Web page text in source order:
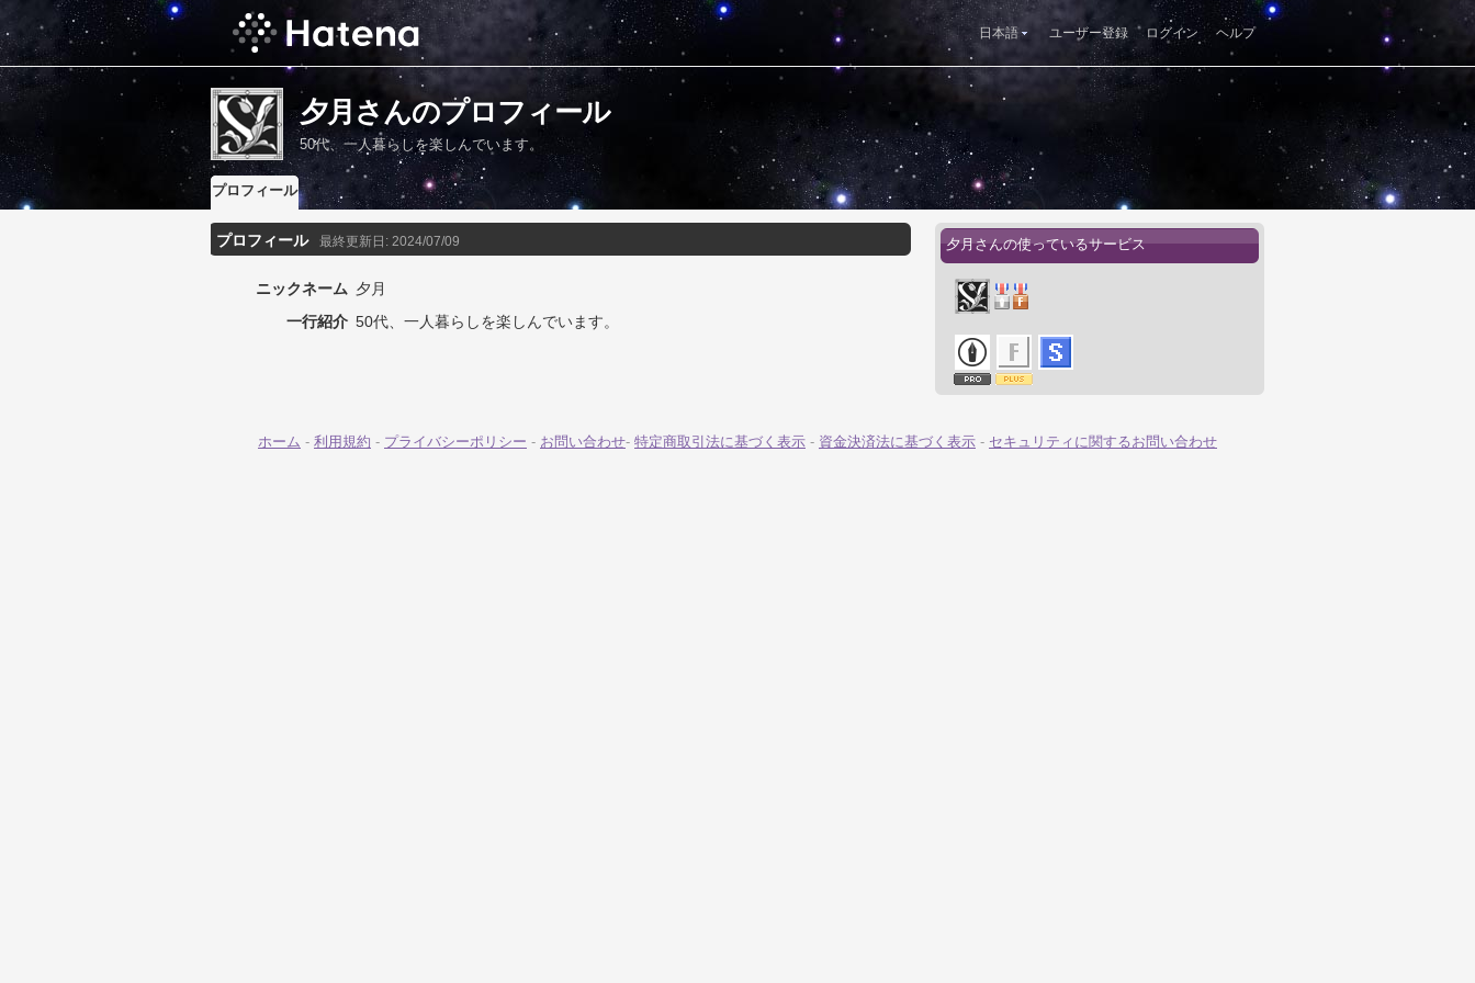
日本語 ユーザー登録 ログイン ヘルプ
夕月さんのプロフィール
50代、一人暮らしを楽しんでいます。
プロフィール
プロフィール 最終更新日: 2024/07/09
ニックネーム 夕月
一行紹介 50代、一人暮らしを楽しんでいます。
夕月さんの使っているサービス
ホーム - 利用規約 - プライバシーポリシー - お問い合わせ- 特定商取引法に基づく表示 - 資金決済法に基づく表示 - セキュリティに関するお問い合わせ